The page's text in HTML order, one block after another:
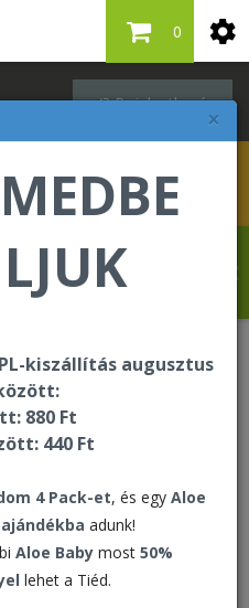
×
kiszállítás augusztus
880 Ft
440 Ft
4 Pack-et, és egy Aloe
adunk!
Aloe Baby most 50%
lehet a Tiéd.
Bejelentkezés
0
Önt a Forever Living
áruházában!